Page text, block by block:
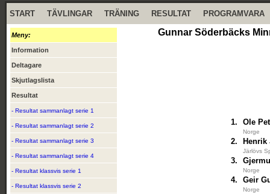
START TÄVLINGAR TRÄNING RESULTAT PROGRAMVARA
Meny:
Information
Deltagare
Skjutlagslista
Resultat
- Resultat sammanlagt serie 1
- Resultat sammanlagt serie 2
- Resultat sammanlagt serie 3
- Resultat sammanlagt serie 4
- Resultat klassvis serie 1
- Resultat klassvis serie 2
Gunnar Söderbäcks
1. Ole
Norge
2. Henrik
Järlövs
3.
Norge
4. Geir
Norge